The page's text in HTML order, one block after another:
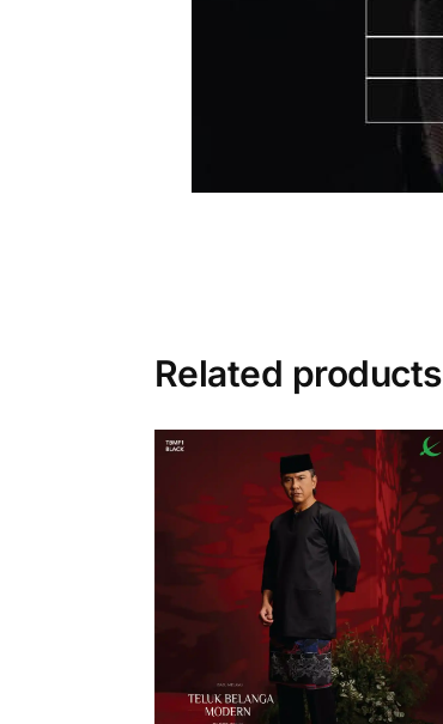
Related products